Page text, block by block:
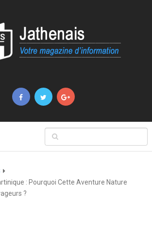
: Pourquoi Cette Aventure Nature
?